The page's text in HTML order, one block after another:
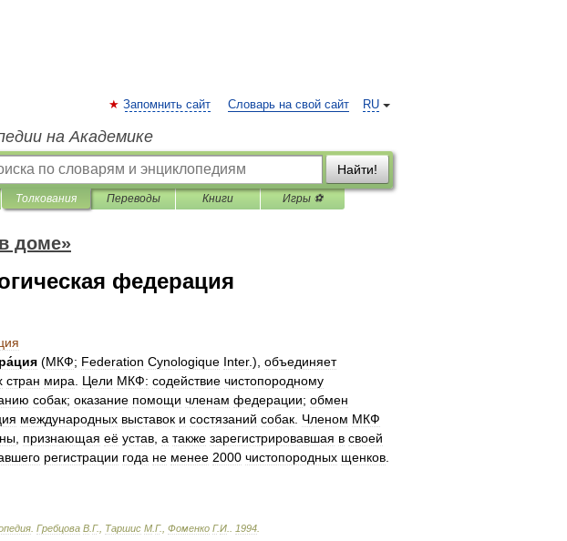
RU
Запомнить сайт Словарь на свой сайт
на Академике
Найти!
Толкования Переводы Книги Игры ⚽
доме»
федерация
(МКФ; Federation Cynologique Inter.), объединяет
стран мира Цели МКФ: содействие чистопородному
собак; оказание помощи членам федерации; обмен
международных выставок и состязаний собак Членом МКФ
признающая её устав а также зарегистрировавшая в своей
регистрации года не менее 2000 чистопородных щенков
Гребцова В Г., Таршис М Г., Фоменко Г.И 1994